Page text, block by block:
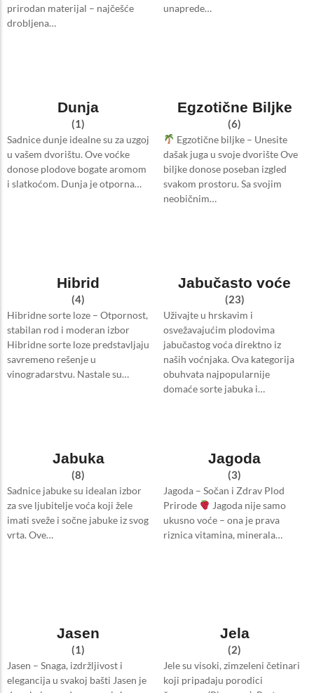
prirodan materijal – najčešće
drobljena…
unaprede…
Dunja
(1)
Sadnice dunje idealne su za uzgoj
u vašem dvorištu. Ove voćke
donose plodove bogate aromom
i slatkoćom. Dunja je otporna…
Egzotične Biljke
(6)
Egzotične biljke – Unesite
dašak juga u svoje dvorište Ove
biljke donose poseban izgled
svakom prostoru. Sa svojim
neobičnim…
Hibrid
(4)
Hibridne sorte loze – Otpornost,
stabilan rod i moderan izbor
Hibridne sorte loze predstavljaju
savremeno rešenje u
vinogradarstvu. Nastale su…
Jabučasto voće
(23)
Uživajte u hrskavim i
osvežavajućim plodovima
jabučastog voća direktno iz
naših voćnjaka. Ova kategorija
obuhvata najpopularnije
domaće sorte jabuka i…
Jabuka
(8)
Sadnice jabuke su idealan izbor
za sve ljubitelje voća koji žele
imati sveže i sočne jabuke iz svog
vrta. Ove…
Jagoda
(3)
Jagoda – Sočan i Zdrav Plod
Prirode
Jagoda nije samo
ukusno voće – ona je prava
riznica vitamina, minerala…
Jasen
(1)
Jasen – Snaga, izdržljivost i
elegancija u svakoj bašti Jasen je
Jela
(2)
Jele su visoki, zimzeleni četinari
koji pripadaju porodici